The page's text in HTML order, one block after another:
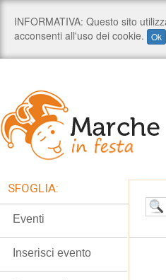
SFOGLIA:
Eventi
Inserisci evento